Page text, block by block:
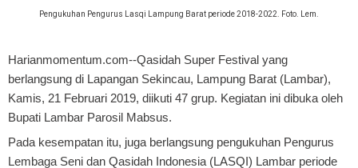
Pengukuhan Pengurus Lasqi Lampung Barat periode 2018-2022. Foto. Lem.
Harianmomentum.com--Qasidah Super Festival yang
berlangsung di Lapangan Sekincau, Lampung Barat (Lambar),
Kamis, 21 Februari 2019, diikuti 47 grup. Kegiatan ini dibuka oleh
Bupati Lambar Parosil Mabsus.
Pada kesempatan itu, juga berlangsung pengukuhan Pengurus
Lembaga Seni dan Qasidah Indonesia (LASQI) Lambar periode